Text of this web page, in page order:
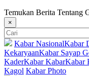
Temukan Berita Tentang
×
Kabar NasionalKabar
KekaryaanKabar Sayap
KaderKabar KabarKabar
Kagol Kabar Photo